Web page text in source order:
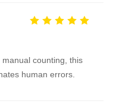
counting, this
human errors.